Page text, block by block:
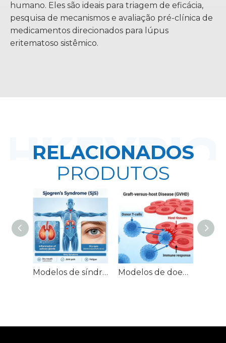
humano. Eles são ideais para triagem de eficácia,
pesquisa de mecanismos e avaliação pré-clínica de
medicamentos direcionados para lúpus
eritematoso sistêmico.
RELACIONADOS
PRODUTOS
Modelos de síndrome de Sjögren em camundongos (SjS) Modelos de doença do enxerto contra hospedeiro em camundongos (GVHD)